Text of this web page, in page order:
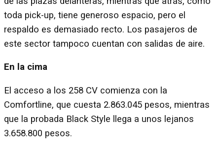
toda pick-up, tiene generoso espacio, pero el
respaldo es demasiado recto. Los pasajeros de
este sector tampoco cuentan con salidas de aire.
En la cima
El acceso a los 258 CV comienza con la
Comfortline, que cuesta 2.863.045 pesos, mientras
que la probada Black Style llega a unos lejanos
3.658.800 pesos.